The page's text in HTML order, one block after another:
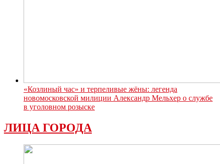
«Козлиный час» и терпеливые жёны: легенда
новомосковской милиции Александр Мельхер о службе
в уголовном розыске
ЛИЦА ГОРОДА